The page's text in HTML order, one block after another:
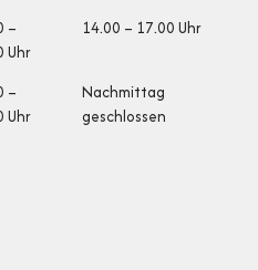
–
Uhr
14.00 – 17.00 Uhr
–
Uhr
Nachmittag
geschlossen